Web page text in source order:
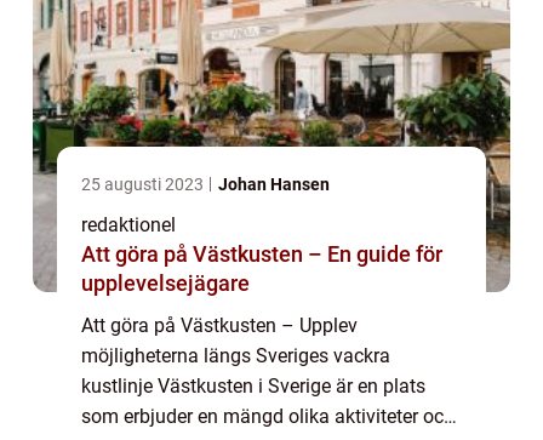
25 augusti 2023 Johan Hansen
redaktionel
Att göra på Västkusten – En guide för
upplevelsejägare
Att göra på Västkusten – Upplev
möjligheterna längs Sveriges vackra
kustlinje Västkusten i Sverige är en plats
som erbjuder en mängd olika aktiviteter och